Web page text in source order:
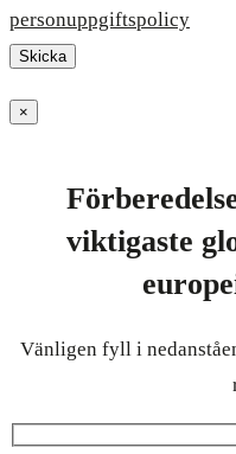
personuppgiftspolicy
×
viktigaste
Vänligen fyll i